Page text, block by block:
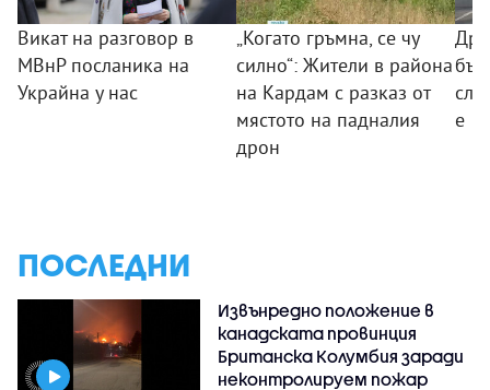
Викат на разговор в
МВнР посланика на
Украйна у нас
„Когато гръмна, се чу
силно“: Жители в района
на Кардам с разказ от
мястото на падналия
дрон
е
ПОСЛЕДНИ
Извънредно положение в
канадската провинция
Британска Колумбия заради
неконтролируем пожар